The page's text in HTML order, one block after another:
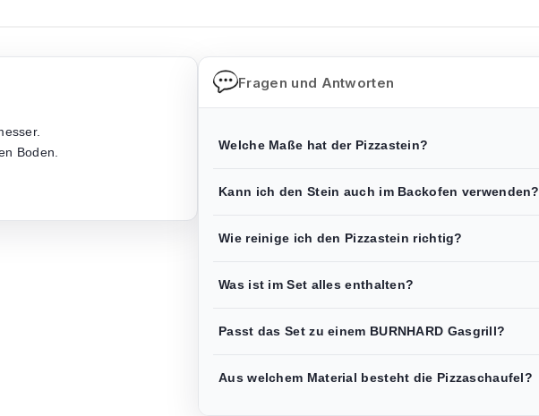
Boden.
Fragen und Antworten
Welche Maße hat der Pizzastein?
Kann ich den Stein auch im Backofen verwenden?
Wie reinige ich den Pizzastein richtig?
Was ist im Set alles enthalten?
Passt das Set zu einem BURNHARD Gasgrill?
Aus welchem Material besteht die Pizzaschaufel?